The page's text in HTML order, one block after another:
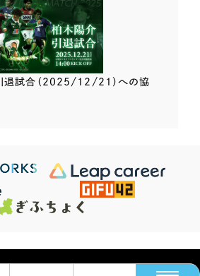
この条件で検索する
退試合（2025/12/21）への協